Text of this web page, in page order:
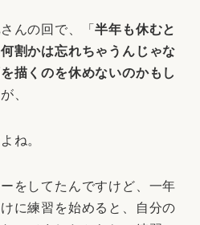
さんの回で、「半年も休むと
割かは忘れちゃうんじゃな
描くのを休めないのかもし
、
ね。
をしてたんですけど、一年
に練習を始めると、自分の